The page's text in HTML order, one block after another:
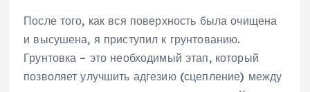
После того, как вся поверхность была очищена
и высушена, я приступил к грунтованию.
Грунтовка – это необходимый этап, который
позволяет улучшить адгезию (сцепление) между